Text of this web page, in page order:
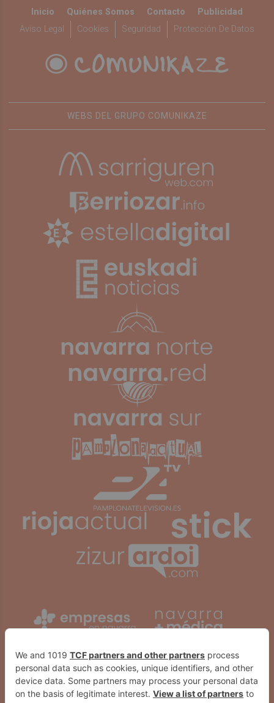
Inicio Quiénes Somos Contacto
Publicidad
Aviso Legal
Cookies Seguridad Protección De Datos
WEBS DEL GRUPO COMUNIKAZE